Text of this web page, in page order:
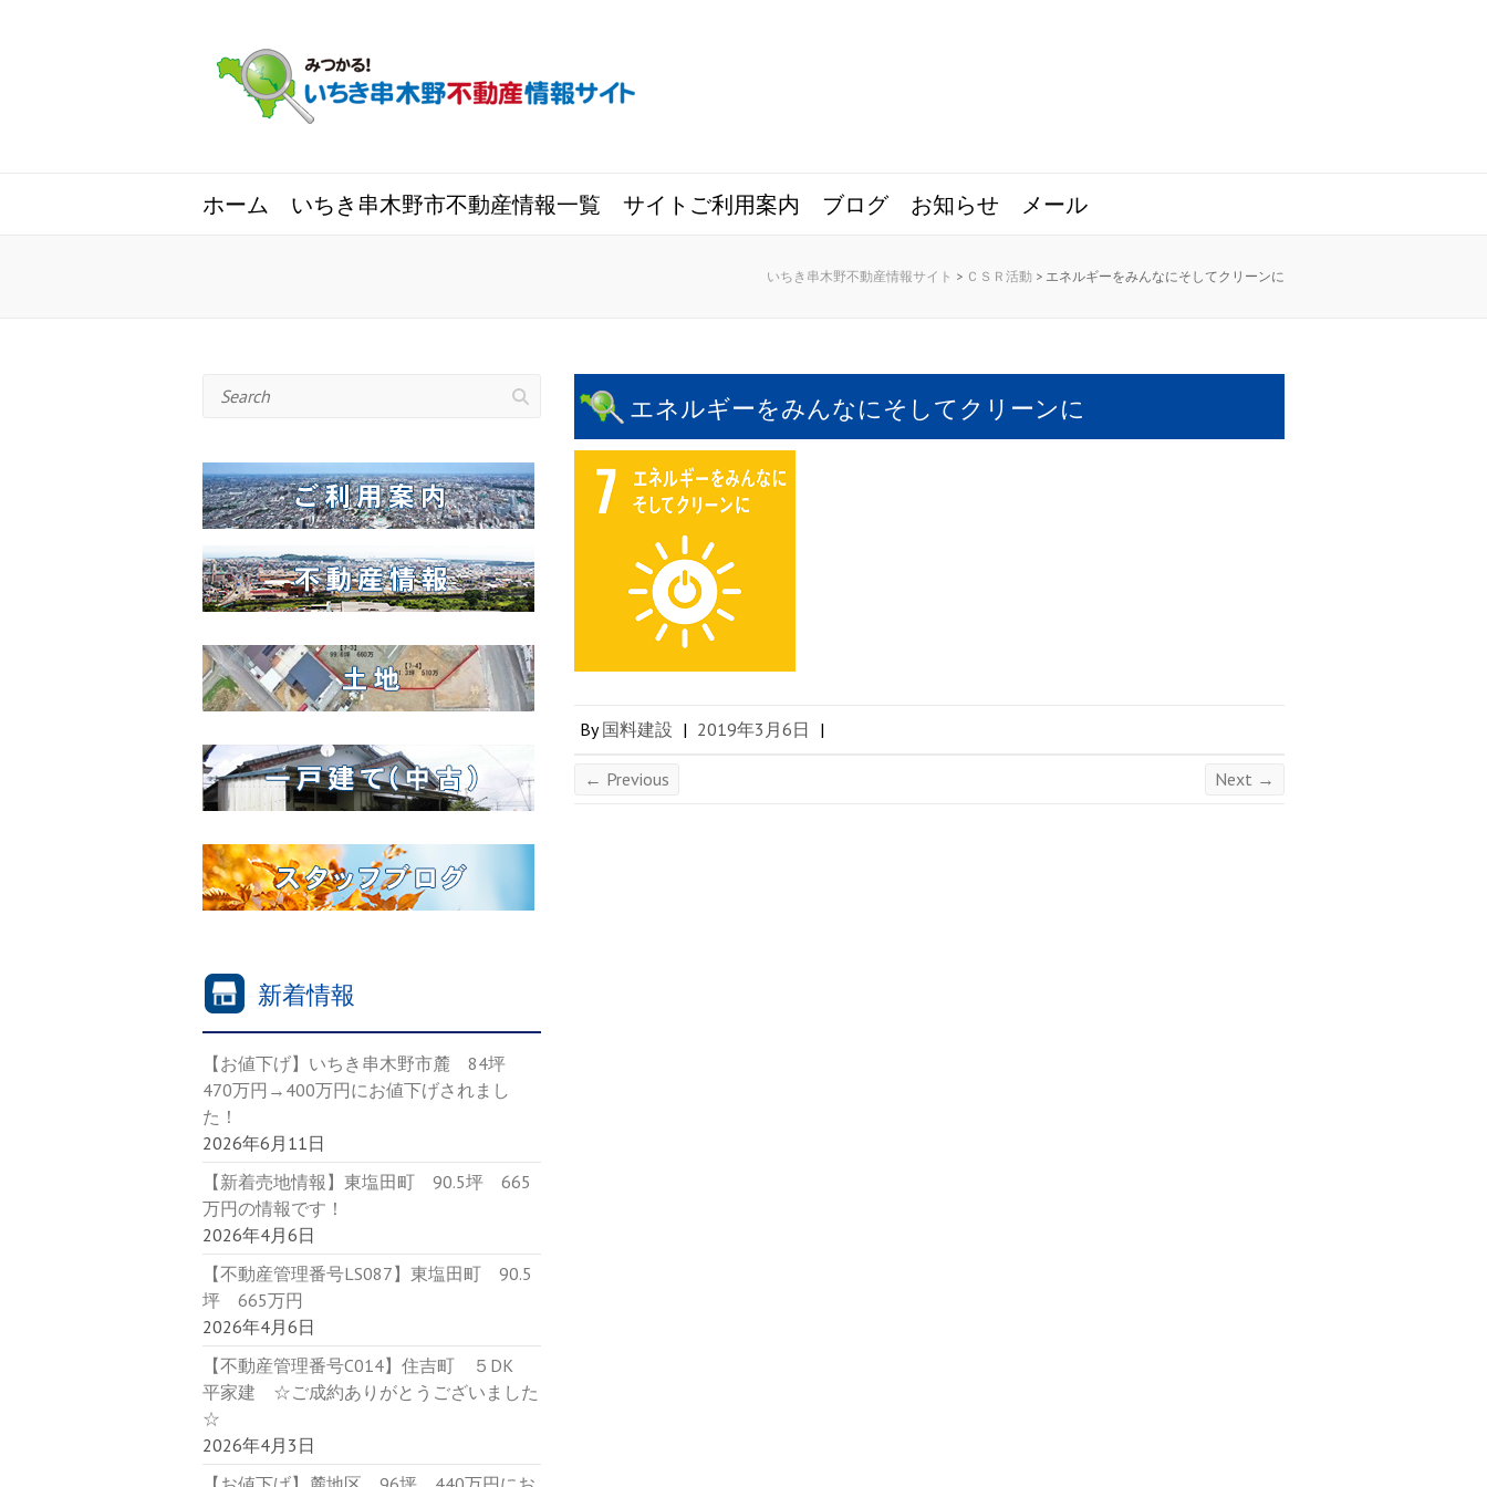
ホーム いちき串木野市不動産情報一覧 サイトご利用案内 ブログ お知らせ メール
いちき串木野不動産情報サイト > ＣＳＲ活動 > エネルギーをみんなにそしてクリーンに
エネルギーをみんなにそしてクリーンに
By国料建設 | 2019年3月6日 |
← Previous Next →
Search
新着情報
【お値下げ】いちき串木野市麓 84坪
470万円→400万円にお値下げされまし
た！
2026年6月11日
【新着売地情報】東塩田町 90.5坪 665
万円の情報です！
2026年4月6日
【不動産管理番号LS087】東塩田町 90.5
坪 665万円
2026年4月6日
【不動産管理番号C014】住吉町 ５DK
平家建 ☆ご成約ありがとうございました
☆
2026年4月3日